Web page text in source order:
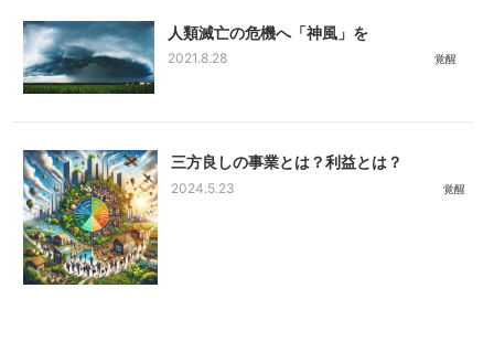
人類滅亡の危機へ「神風」を
2021.8.28 覚醒
三方良しの事業とは？利益とは？
2024.5.23 覚醒